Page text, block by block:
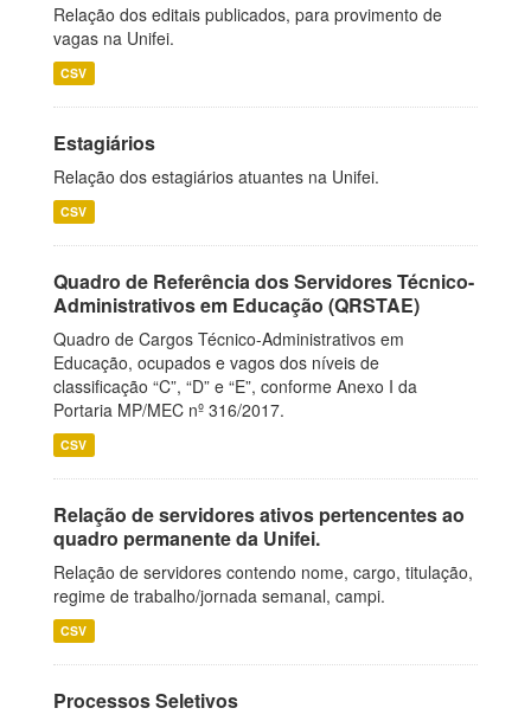
Relação dos editais publicados, para provimento de
vagas na Unifei.
CSV
Estagiários
Relação dos estagiários atuantes na Unifei.
CSV
Quadro de Referência dos Servidores Técnico-
Administrativos em Educação (QRSTAE)
Quadro de Cargos Técnico-Administrativos em
Educação, ocupados e vagos dos níveis de
classificação “C”, “D” e “E”, conforme Anexo I da
Portaria MP/MEC nº 316/2017.
CSV
Relação de servidores ativos pertencentes ao
quadro permanente da Unifei.
Relação de servidores contendo nome, cargo, titulação,
regime de trabalho/jornada semanal, campi.
CSV
Processos Seletivos